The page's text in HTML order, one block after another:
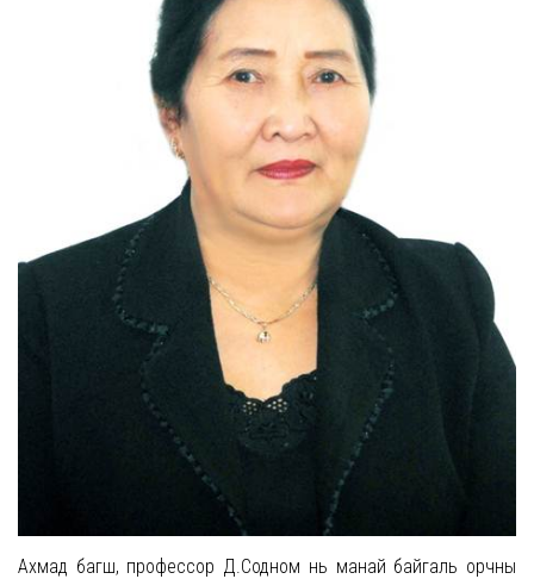
Ахмад багш, профессор Д.Содном нь манай байгаль орчны